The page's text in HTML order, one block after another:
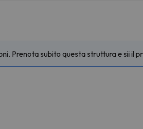
Prenota subito questa struttura e sii il